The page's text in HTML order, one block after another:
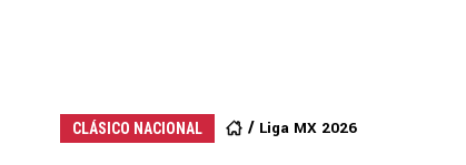
CLÁSICO NACIONAL Liga MX 2026